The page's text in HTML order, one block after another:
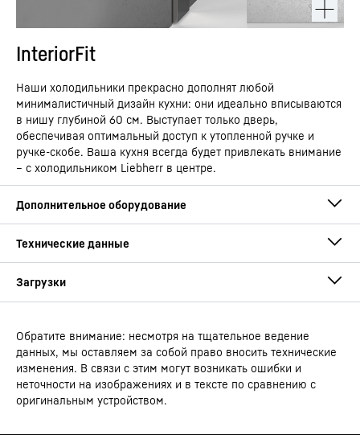
InteriorFit
Наши холодильники прекрасно дополнят любой
минималистичный дизайн кухни: они идеально вписываются
в нишу глубиной 60 см. Выступает только дверь,
обеспечивая оптимальный доступ к утопленной ручке и
ручке-скобе. Ваша кухня всегда будет привлекать внимание
– с холодильником Liebherr в центре.
Тип устройства
Морозильная камера с
системой NoFrost
Руководство по эксплуатации
Обратите внимание: несмотря на тщательное ведение
данных, мы оставляем за собой право вносить технические
изменения. В связи с этим могут возникать ошибки и
неточности на изображениях и в тексте по сравнению с
оригинальным устройством.